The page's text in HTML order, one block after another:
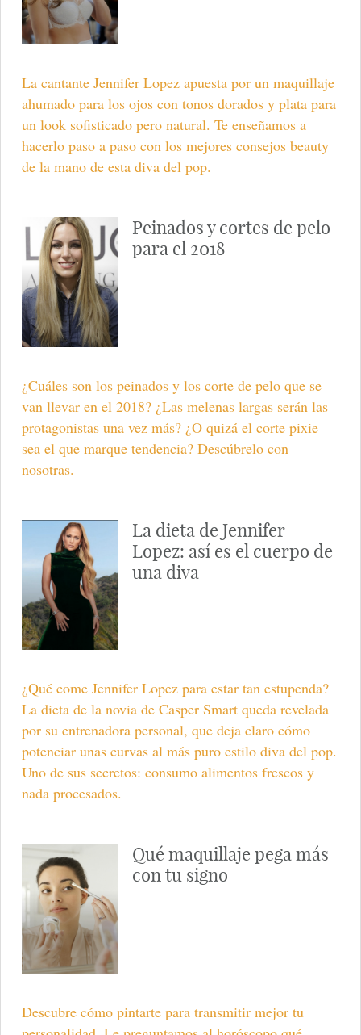
La cantante Jennifer Lopez apuesta por un maquillaje
ahumado para los ojos con tonos dorados y plata para
un look sofisticado pero natural. Te enseñamos a
hacerlo paso a paso con los mejores consejos beauty
de la mano de esta diva del pop.
Peinados y cortes de pelo
para el 2018
¿Cuáles son los peinados y los corte de pelo que se
van llevar en el 2018? ¿Las melenas largas serán las
protagonistas una vez más? ¿O quizá el corte pixie
sea el que marque tendencia? Descúbrelo con
nosotras.
La dieta de Jennifer
Lopez: así es el cuerpo de
una diva
¿Qué come Jennifer Lopez para estar tan estupenda?
La dieta de la novia de Casper Smart queda revelada
por su entrenadora personal, que deja claro cómo
potenciar unas curvas al más puro estilo diva del pop.
Uno de sus secretos: consumo alimentos frescos y
nada procesados.
Qué maquillaje pega más
con tu signo
Descubre cómo pintarte para transmitir mejor tu